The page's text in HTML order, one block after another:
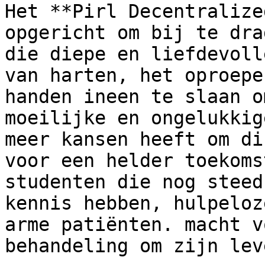
Het **Pirl
opgericht om bij te
die diepe en
van harten, het
handen ineen te slaan
moeilijke en
meer kansen heeft om
voor een helder
studenten die nog
kennis hebben,
arme patiënten. macht
behandeling om zijn